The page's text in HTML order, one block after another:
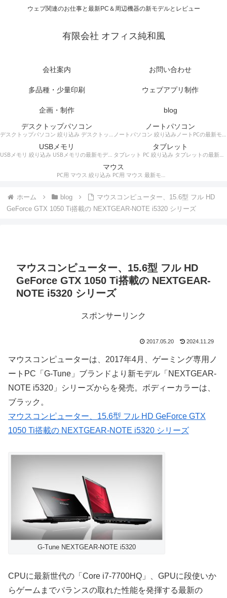
ウェブ関連のお仕事と最新PC＆周辺機器の新モデルとレビュー
有限会社 オフィス純和風
会社案内 お問い合わせ
多品種・少量印刷 ウェブアプリ制作
企画・制作
blog
デスクトップパソコン
デスクトップパソコン 絞り込み デスクトップPCの最新モデルやスペック・仕様に関する情報。
ノートパソコン
ノートパソコン 絞り込みノートPCの最新モデルやスペック・仕様に関する情報。
USBメモリ
USBメモリ 絞り込み USBメモリの最新モデルやスペック・仕様に関する情報。
タブレット
タブレット PC 絞り込み タブレットの最新モデルやスペック・仕様に関する情報。
マウス
PC用 マウス 絞り込み PC用 マウス 最新モデルやスペック・仕様に関する情報。ワイヤレスマウス、有線マウス、接続タイプなど。
ホーム blog
マウスコンピューター、15.6型 フル HD
GeForce GTX 1050 Ti搭載の NEXTGEAR-NOTE i5320 シリーズ
マウスコンピューター、15.6型 フル HD
GeForce GTX 1050 Ti搭載の NEXTGEAR-
NOTE i5320 シリーズ
スポンサーリンク
2017.05.20 2024.11.29
マウスコンピューターは、2017年4月、ゲーミング専用ノ
ートPC「G-Tune」ブランドより新モデル「NEXTGEAR-
NOTE i5320」シリーズからを発売。ボディーカラーは、
ブラック。
マウスコンピューター、15.6型 フル HD GeForce GTX
1050 Ti搭載の NEXTGEAR-NOTE i5320 シリーズ
G-Tune NEXTGEAR-NOTE i5320
CPUに最新世代の「Core i7-7700HQ」、GPUに段使いか
らゲームまでバランスの取れた性能を発揮する最新の